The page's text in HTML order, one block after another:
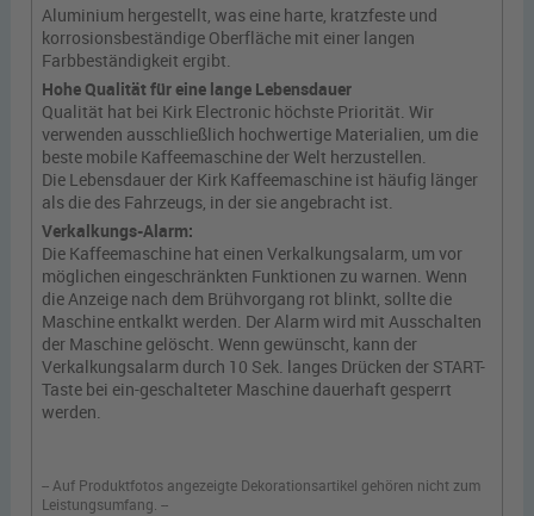
Aluminium hergestellt, was eine harte, kratzfeste und
korrosionsbeständige Oberfläche mit einer langen
Farbbeständigkeit ergibt.
Hohe Qualität für eine lange Lebensdauer
Qualität hat bei Kirk Electronic höchste Priorität. Wir
verwenden ausschließlich hochwertige Materialien, um die
beste mobile Kaffeemaschine der Welt herzustellen.
Die Lebensdauer der Kirk Kaffeemaschine ist häufig länger
als die des Fahrzeugs, in der sie angebracht ist.
Verkalkungs-Alarm:
Die Kaffeemaschine hat einen Verkalkungsalarm, um vor
möglichen eingeschränkten Funktionen zu warnen. Wenn
die Anzeige nach dem Brühvorgang rot blinkt, sollte die
Maschine entkalkt werden. Der Alarm wird mit Ausschalten
der Maschine gelöscht. Wenn gewünscht, kann der
Verkalkungsalarm durch 10 Sek. langes Drücken der START-
Taste bei ein-geschalteter Maschine dauerhaft gesperrt
werden.
-- Auf Produktfotos angezeigte Dekorationsartikel gehören nicht zum
Leistungsumfang. --